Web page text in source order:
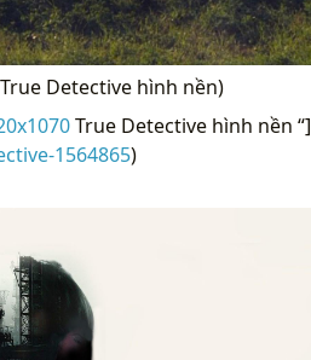
Detective hình nền)
True Detective hình nền “]
1564865)